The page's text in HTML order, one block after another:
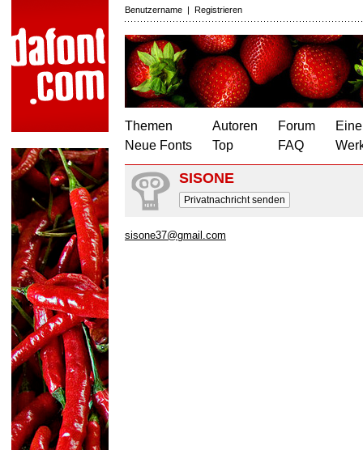
Benutzername | Registrieren
Themen
Neue Fonts
Autoren
Top
Forum
FAQ
SISONE
Privatnachricht senden
sisone37@gmail.com